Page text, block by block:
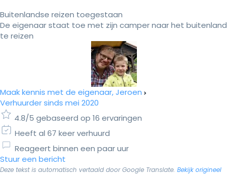
Buitenlandse reizen toegestaan
De eigenaar staat toe met zijn camper naar het buitenland
te reizen
Maak kennis met de eigenaar, Jeroen
Verhuurder sinds mei 2020
4.8/5 gebaseerd op 16 ervaringen
Heeft al 67 keer verhuurd
Reageert binnen een paar uur
Stuur een bericht
Deze tekst is automatisch vertaald door Google Translate. Bekijk origineel